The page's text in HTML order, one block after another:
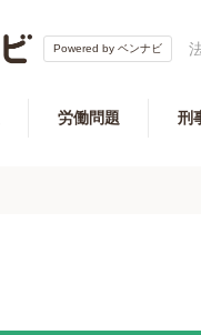
Powered by ベンナビ
労働問題 刑